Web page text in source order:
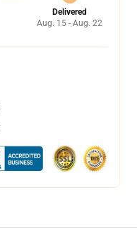
Delivered
Aug. 15 - Aug. 22